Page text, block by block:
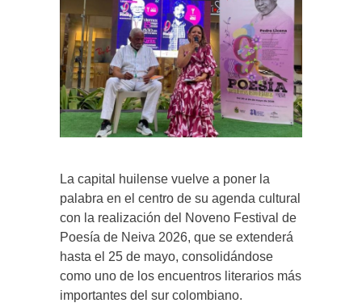
La capital huilense vuelve a poner la
palabra en el centro de su agenda cultural
con la realización del Noveno Festival de
Poesía de Neiva 2026, que se extenderá
hasta el 25 de mayo, consolidándose
como uno de los encuentros literarios más
importantes del sur colombiano.